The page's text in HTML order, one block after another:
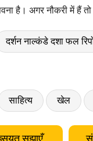
है। अगर नौकरी में हैं तो
दर्शन नाल्कंडे दशा फल
साहित्य खेल
सुझाएँ